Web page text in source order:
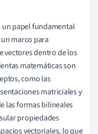
un papel fundamental
marco para
vectores dentro de los
matemáticas son
como las
matriciales y
las formas bilineales
propiedades
vectoriales, lo que